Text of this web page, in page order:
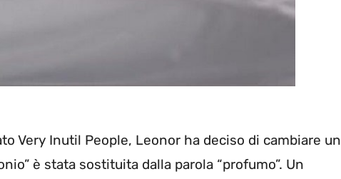
Very Inutil People, Leonor ha deciso di cambiare un
è stata sostituita dalla parola “profumo”. Un